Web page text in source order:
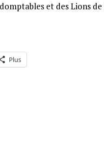
et des Lions
Plus